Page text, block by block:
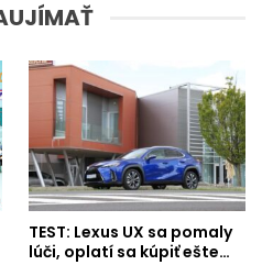
TEST: Lexus UX sa pomaly
lúči, oplatí sa kúpiť ešte…